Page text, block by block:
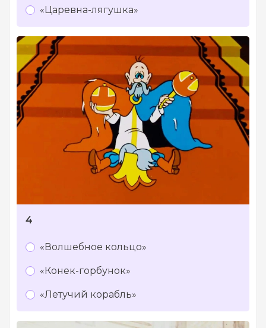
«Царевна-лягушка»
4
«Волшебное кольцо»
«Конек-горбунок»
«Летучий корабль»